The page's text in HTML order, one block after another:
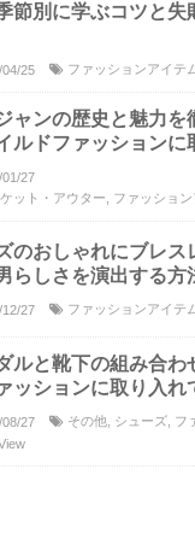
節別に学ぶコツと失
25 ファッションアイテ
ャンの歴史と魅力を
ルドファッションに
27
ット・アウター
ファッショ
のおしゃれにブレス
らしさを演出する方
27 ファッションアイテ
ルと靴下の組み合わ
ッションに取り入れ
27 その他 シューズ フ